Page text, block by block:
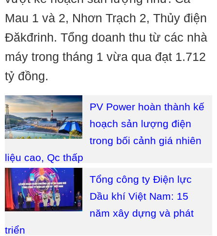
Mau 1 và 2, Nhơn Trạch 2, Thủy điện
Đăkđrinh. Tổng doanh thu từ các nhà
máy trong tháng 1 vừa qua đạt 1.712
tỷ đồng.
PV Power hoàn thành kế
hoạch sản lượng điện
trong bối cảnh giá nhiên
liệu cao, Qc thấp
Tổng công ty Điện lực
Dầu khí Việt Nam: 15
năm xây dựng và phát
triển